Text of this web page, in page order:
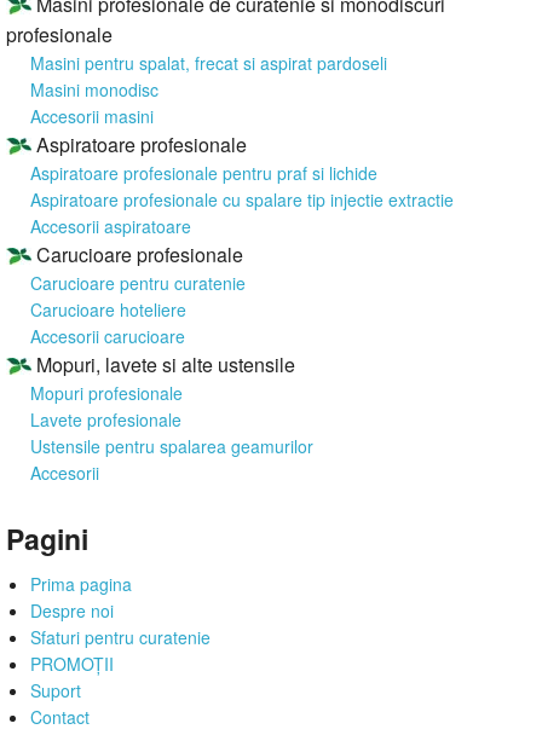
profesionale
Masini pentru spalat, frecat si aspirat pardoseli
Masini monodisc
Accesorii masini
Aspiratoare profesionale
Aspiratoare profesionale pentru praf si lichide
Aspiratoare profesionale cu spalare tip injectie extractie
Accesorii aspiratoare
Carucioare profesionale
Carucioare pentru curatenie
Carucioare hoteliere
Accesorii carucioare
Mopuri, lavete si alte ustensile
Mopuri profesionale
Lavete profesionale
Ustensile pentru spalarea geamurilor
Accesorii
Pagini
Prima pagina
Despre noi
Sfaturi pentru curatenie
PROMOȚII
Suport
Contact